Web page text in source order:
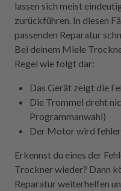
lassen sich meist
zurückführen. In diesen
passenden Reparatur
Bei deinem Miele
Regel wie folgt dar:
Das Gerät zeigt die
Die Trommel dreht
Programmanwahl)
Der Motor wird
Erkennst du eines der
Trockner wieder? Dann
Reparatur weiterhelfen